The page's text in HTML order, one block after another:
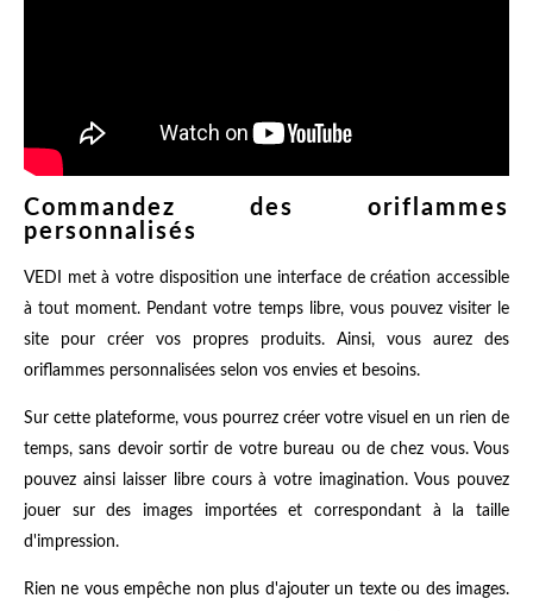
Commandez des oriflammes
personnalisés
VEDI met à votre disposition une interface de création accessible
à tout moment. Pendant votre temps libre, vous pouvez visiter le
site pour créer vos propres produits. Ainsi, vous aurez des
oriflammes personnalisées selon vos envies et besoins.
Sur cette plateforme, vous pourrez créer votre visuel en un rien de
temps, sans devoir sortir de votre bureau ou de chez vous. Vous
pouvez ainsi laisser libre cours à votre imagination. Vous pouvez
jouer sur des images importées et correspondant à la taille
d'impression.
Rien ne vous empêche non plus d'ajouter un texte ou des images.